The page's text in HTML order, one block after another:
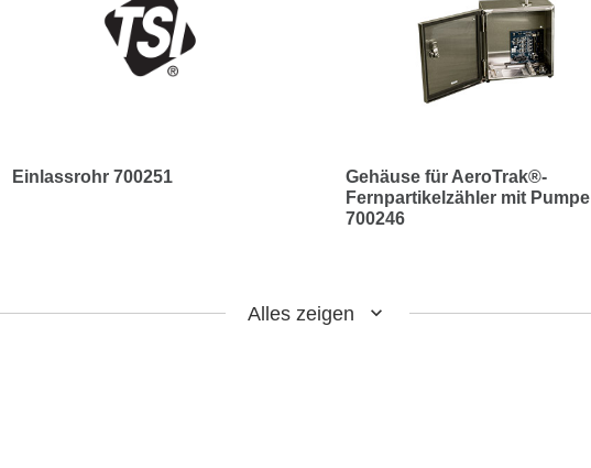
Einlassrohr 700251
Gehäuse für AeroTrak®-
Fernpartikelzähler mit Pumpe
700246
Alles zeigen